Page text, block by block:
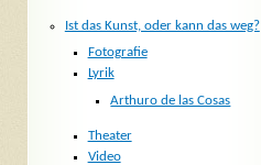
Ist das Kunst, oder kann das weg?
Fotografie
Lyrik
Arthuro de las Cosas
Theater
Video